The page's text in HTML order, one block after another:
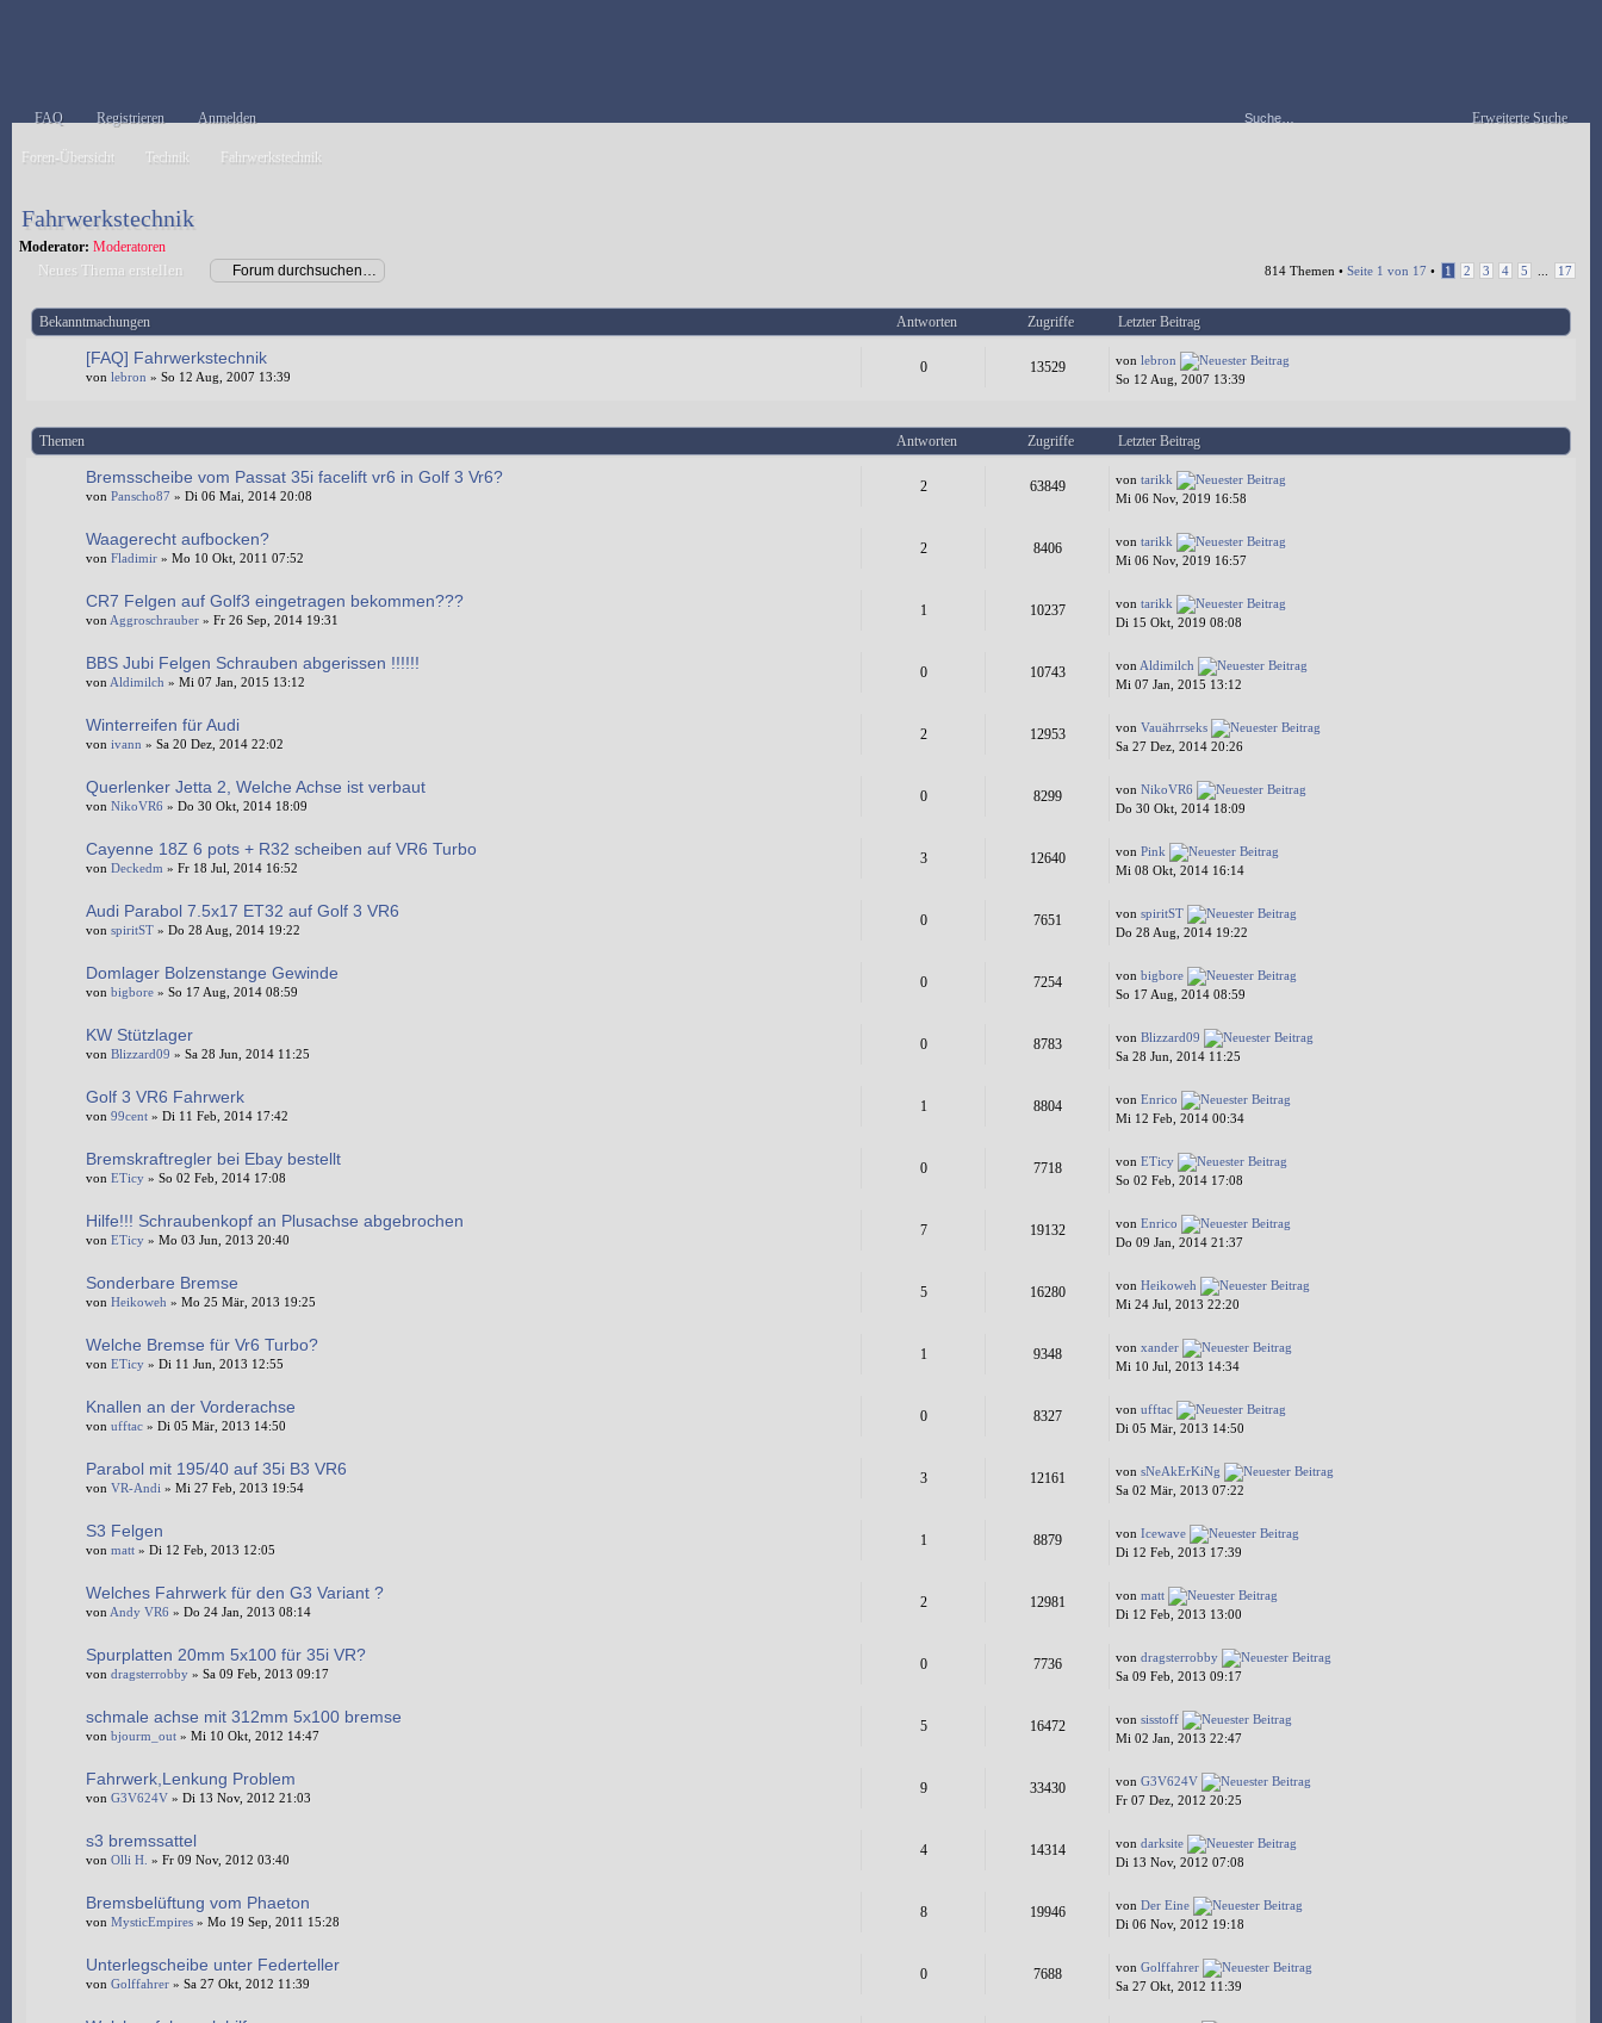
FAQ Registrieren Anmelden Erweiterte Suche
Foren-Übersicht Technik Fahrwerkstechnik
Fahrwerkstechnik
Moderator: Moderatoren
Neues Thema erstellen 814 Themen • Seite 1 von 17 • 1 2 3 4 5 17
Bekanntmachungen Antworten Zugriffe Letzter Beitrag
[FAQ] Fahrwerkstechnik
von lebron » So 12 Aug, 2007 13:39
0 13529 vonlebron
So 12 Aug, 2007 13:39
Themen Antworten Zugriffe Letzter Beitrag
Bremsscheibe vom Passat 35i facelift vr6 in Golf 3 Vr6?
von Panscho87 » Di 06 Mai, 2014 20:08
2 63849 vontarikk
Mi 06 Nov, 2019 16:58
Waagerecht aufbocken?
von Fladimir » Mo 10 Okt, 2011 07:52
2 8406 vontarikk
Mi 06 Nov, 2019 16:57
CR7 Felgen auf Golf3 eingetragen bekommen???
von Aggroschrauber » Fr 26 Sep, 2014 19:31
1 10237 vontarikk
Di 15 Okt, 2019 08:08
BBS Jubi Felgen Schrauben abgerissen !!!!!!
von Aldimilch » Mi 07 Jan, 2015 13:12
0 10743 von Aldimilch
Mi 07 Jan, 2015 13:12
Winterreifen für Audi
von ivann » Sa 20 Dez, 2014 22:02
2 12953 vonVauährrseks
Sa 27 Dez, 2014 20:26
Querlenker Jetta 2, Welche Achse ist verbaut
von NikoVR6 » Do 30 Okt, 2014 18:09
0 8299 vonNikoVR6
Do 30 Okt, 2014 18:09
Cayenne 18Z 6 pots + R32 scheiben auf VR6 Turbo
von Deckedm » Fr 18 Jul, 2014 16:52
3 12640 vonPink
Mi 08 Okt, 2014 16:14
Audi Parabol 7.5x17 ET32 auf Golf 3 VR6
von spiritST » Do 28 Aug, 2014 19:22
0 7651 vonspiritST
Do 28 Aug, 2014 19:22
Domlager Bolzenstange Gewinde
von bigbore » So 17 Aug, 2014 08:59
0 7254 vonbigbore
So 17 Aug, 2014 08:59
KW Stützlager
von Blizzard09 » Sa 28 Jun, 2014 11:25
0 8783 vonBlizzard09
Sa 28 Jun, 2014 11:25
Golf 3 VR6 Fahrwerk
von 99cent » Di 11 Feb, 2014 17:42
1 8804 vonEnrico
Mi 12 Feb, 2014 00:34
Bremskraftregler bei Ebay bestellt
von ETicy » So 02 Feb, 2014 17:08
0 7718 vonETicy
So 02 Feb, 2014 17:08
Hilfe!!! Schraubenkopf an Plusachse abgebrochen
von ETicy » Mo 03 Jun, 2013 20:40
7 19132 vonEnrico
Do 09 Jan, 2014 21:37
Sonderbare Bremse
von Heikoweh » Mo 25 Mär, 2013 19:25
5 16280 vonHeikoweh
Mi 24 Jul, 2013 22:20
Welche Bremse für Vr6 Turbo?
von ETicy » Di 11 Jun, 2013 12:55
1 9348 vonxander
Mi 10 Jul, 2013 14:34
Knallen an der Vorderachse
von ufftac » Di 05 Mär, 2013 14:50
0 8327 vonufftac
Di 05 Mär, 2013 14:50
Parabol mit 195/40 auf 35i B3 VR6
von VR-Andi » Mi 27 Feb, 2013 19:54
3 12161 vonsNeAkErKiNg
Sa 02 Mär, 2013 07:22
S3 Felgen
von matt » Di 12 Feb, 2013 12:05
1 8879 vonIcewave
Di 12 Feb, 2013 17:39
Welches Fahrwerk für den G3 Variant ?
von Andy VR6 » Do 24 Jan, 2013 08:14
2 12981 vonmatt
Di 12 Feb, 2013 13:00
Spurplatten 20mm 5x100 für 35i VR?
von dragsterrobby » Sa 09 Feb, 2013 09:17
0 7736 vondragsterrobby
Sa 09 Feb, 2013 09:17
schmale achse mit 312mm 5x100 bremse
von bjourm_out » Mi 10 Okt, 2012 14:47
5 16472 vonsisstoff
Mi 02 Jan, 2013 22:47
Fahrwerk,Lenkung Problem
von G3V624V » Di 13 Nov, 2012 21:03
9 33430 vonG3V624V
Fr 07 Dez, 2012 20:25
s3 bremssattel
von Olli H. » Fr 09 Nov, 2012 03:40
4 14314 vondarksite
Di 13 Nov, 2012 07:08
Bremsbelüftung vom Phaeton
von MysticEmpires » Mo 19 Sep, 2011 15:28
8 19946 vonDer Eine
Di 06 Nov, 2012 19:18
Unterlegscheibe unter Federteller
von Golffahrer » Sa 27 Okt, 2012 11:39
0 7688 vonGolffahrer
Sa 27 Okt, 2012 11:39